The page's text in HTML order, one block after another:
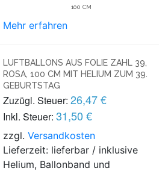
100 CM
Mehr erfahren
LUFTBALLONS AUS FOLIE ZAHL 39,
ROSA, 100 CM MIT HELIUM ZUM 39.
GEBURTSTAG
Zuzügl. Steuer: 26,47 €
Inkl. Steuer: 31,50 €
zzgl.Versandkosten
Lieferzeit: lieferbar / inklusive
Helium, Ballonband und